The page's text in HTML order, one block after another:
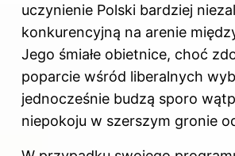
uczynienie Polski bardziej
konkurencyjną na arenie
Jego śmiałe obietnice, choć
poparcie wśród liberalnych
jednocześnie budzą sporo
niepokoju w szerszym gronie